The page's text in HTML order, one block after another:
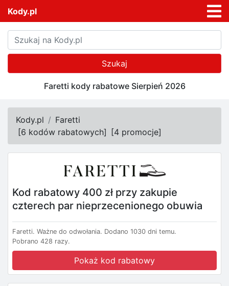
Kody.pl
Szukaj
Faretti kody rabatowe Sierpień 2026
Kody.pl
Faretti
[6 kodów rabatowych] [4 promocje]
Kod rabatowy 400 zł przy zakupie
czterech par nieprzecenionego obuwia
Faretti. Ważne do odwołania. Dodano 1030 dni temu.
Pobrano 428 razy.
Pokaż kod rabatowy